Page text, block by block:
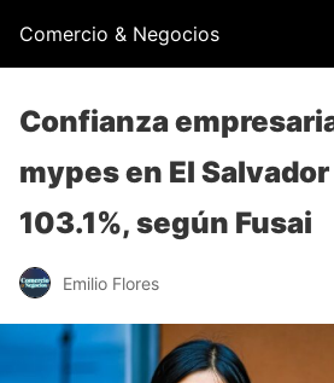
Comercio & Negocios
Confianza
mypes en El
103.1%, según Fusai
Emilio Flores